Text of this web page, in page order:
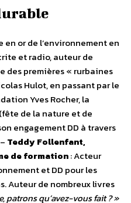
en or de l’environnement en
et radio, auteur de
des premières « rurbaines
Hulot, en passant par le
Yves Rocher, la
de la nature et de
engagement DD à travers
Teddy Follenfant,
de formation: Acteur
et DD pour les
Auteur de nombreux livres
patrons qu’avez-vous fait ? »